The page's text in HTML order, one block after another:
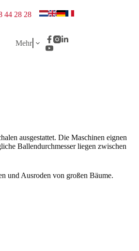
44 28 28
Mehr
ausgestattet. Die Maschinen eignen
Ballendurchmesser liegen zwischen
und Ausroden von großen Bäume.